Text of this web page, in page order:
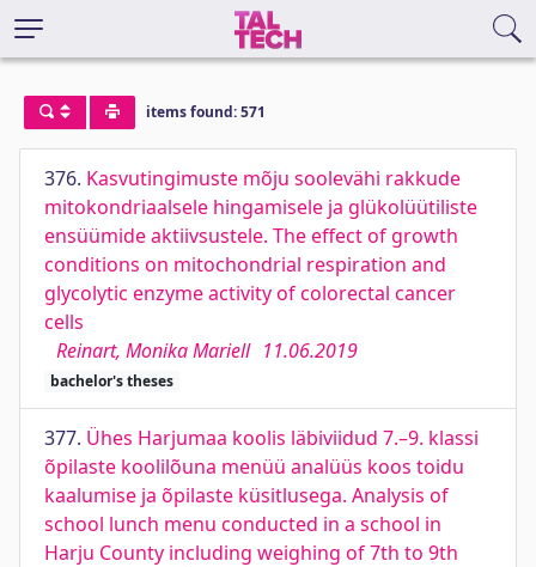
items found: 571
376. Kasvutingimuste mõju soolevähi rakkude
mitokondriaalsele hingamisele ja glükolüütiliste
ensüümide aktiivsustele. The effect of growth
conditions on mitochondrial respiration and
glycolytic enzyme activity of colorectal cancer
cells
Reinart, Monika Mariell 11.06.2019
bachelor's theses
377. Ühes Harjumaa koolis läbiviidud 7.–9. klassi
õpilaste koolilõuna menüü analüüs koos toidu
kaalumise ja õpilaste küsitlusega. Analysis of
school lunch menu conducted in a school in
Harju County including weighing of 7th to 9th